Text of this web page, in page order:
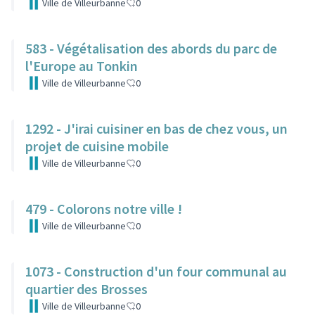
Ville de Villeurbanne 0
583 - Végétalisation des abords du parc de
l'Europe au Tonkin
Ville de Villeurbanne 0
1292 - J'irai cuisiner en bas de chez vous, un
projet de cuisine mobile
Ville de Villeurbanne 0
479 - Colorons notre ville !
Ville de Villeurbanne 0
1073 - Construction d'un four communal au
quartier des Brosses
Ville de Villeurbanne 0